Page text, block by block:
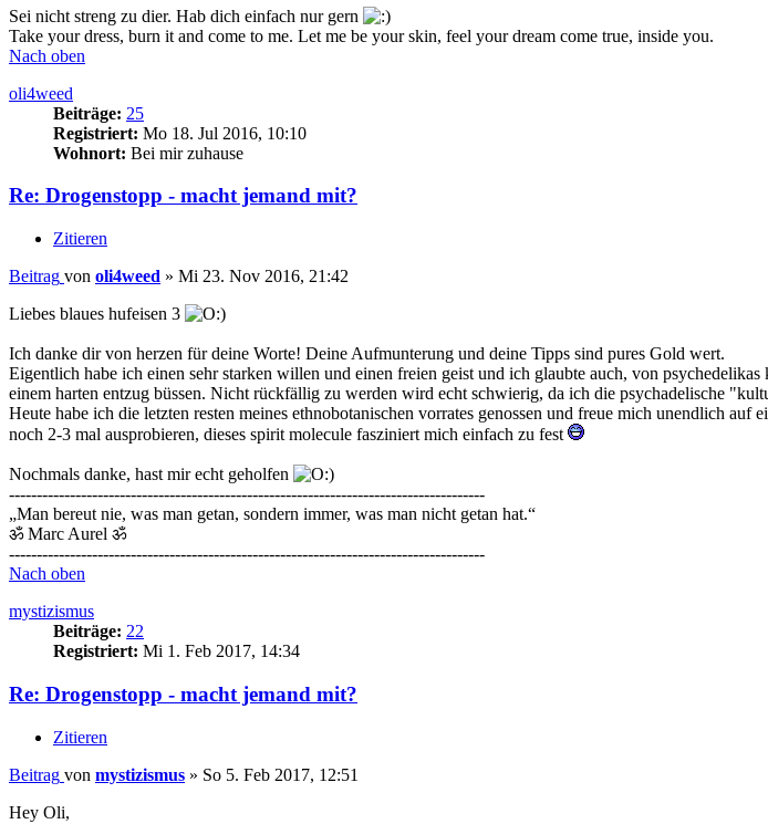
Sei nicht streng zu dier. Hab dich einfach nur gern
Take your dress, burn it and come to me. Let me be your skin, feel your dream come true, inside you.
Nach oben
oli4weed
Beiträge: 25
Registriert: Mo 18. Jul 2016, 10:10
Wohnort: Bei mir zuhause
Re: Drogenstopp - macht jemand mit?
Zitieren
Beitrag von oli4weed » Mi 23. Nov 2016, 21:42
Liebes blaues hufeisen 3
Ich danke dir von herzen für deine Worte! Deine Aufmunterung und deine Tipps sind pures Gold wert.
Eigentlich habe ich einen sehr starken willen und einen freien geist und ich glaubte auch, von
einem harten entzug büssen. Nicht rückfällig zu werden wird echt schwierig, da ich die psychadelische
Heute habe ich die letzten resten meines ethnobotanischen vorrates genossen und freue mich unendlich
noch 2-3 mal ausprobieren, dieses spirit molecule fasziniert mich einfach zu fest
Nochmals danke, hast mir echt geholfen
--------------------------------------------------------------------------------------
„Man bereut nie, was man getan, sondern immer, was man nicht getan hat.“
ॐ Marc Aurel ॐ
--------------------------------------------------------------------------------------
Nach oben
mystizismus
Beiträge: 22
Registriert: Mi 1. Feb 2017, 14:34
Re: Drogenstopp - macht jemand mit?
Zitieren
Beitrag von mystizismus » So 5. Feb 2017, 12:51
Hey Oli,